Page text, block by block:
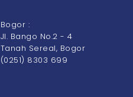
Bogor :
Jl. Bango No.2 - 4
Tanah Sereal, Bogor
(0251) 8303 699